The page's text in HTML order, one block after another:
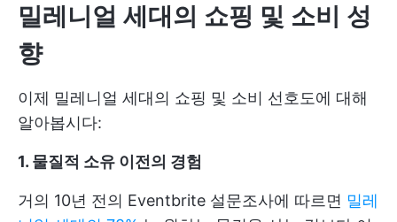
밀레니얼 세대의 쇼핑 및 소비 성
향
이제 밀레니얼 세대의 쇼핑 및 소비 선호도에 대해
알아봅시다:
1. 물질적 소유 이전의 경험
거의 10년 전의 Eventbrite 설문조사에 따르면 밀레